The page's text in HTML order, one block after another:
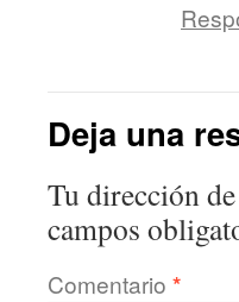
Deja una
Tu dirección
campos
Comentario *